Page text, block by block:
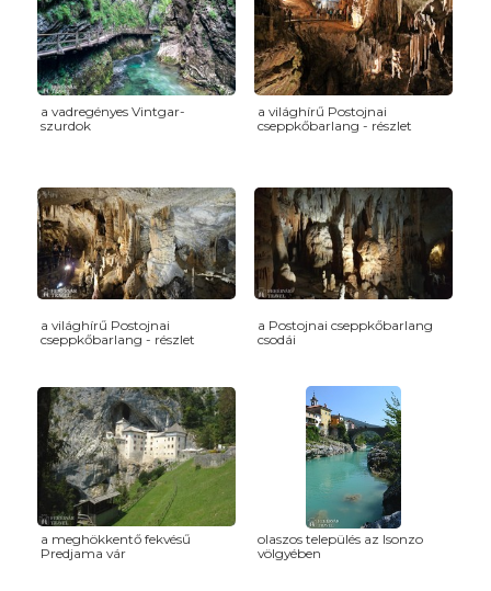
a vadregényes Vintgar-
szurdok
a világhírű Postojnai
cseppkőbarlang - részlet
a világhírű Postojnai
cseppkőbarlang - részlet
a Postojnai cseppkőbarlang
csodái
a meghökkentő fekvésű
Predjama vár
olaszos település az Isonzo
völgyében